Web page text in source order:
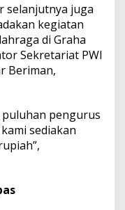
selanjutnya juga
kegiatan
di Graha
Sekretariat PWI
Beriman,
pengurus
sediakan